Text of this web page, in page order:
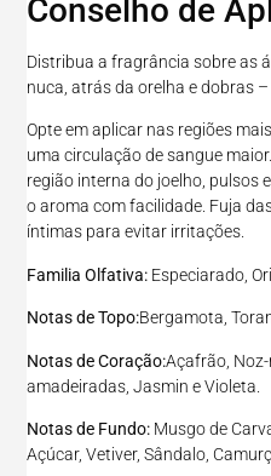
Conselho de
Distribua a fragrância sobre as
nuca, atrás da orelha e dobras
Opte em aplicar nas regiões
uma circulação de sangue
região interna do joelho, pulsos
o aroma com facilidade. Fuja
íntimas para evitar irritações.
Familia Olfativa: Especiarado,
Notas de Topo:Bergamota,
Notas de Coração:Açafrão,
amadeiradas, Jasmin e Violeta.
Notas de Fundo: Musgo de
Açúcar, Vetiver, Sândalo,